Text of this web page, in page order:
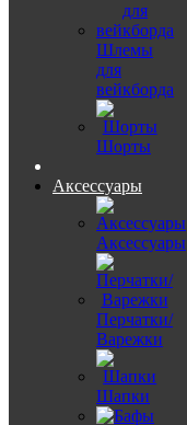
Шлемы
для
вейкборда
Шорты
Аксессуары
Аксессуары
Перчатки/
Варежки
Шапки